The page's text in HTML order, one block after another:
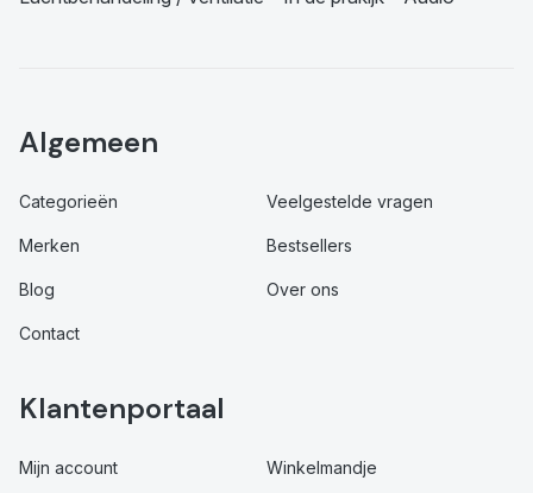
Algemeen
Categorieën Veelgestelde vragen
Merken Bestsellers
Blog Over ons
Contact
Klantenportaal
Mijn account Winkelmandje